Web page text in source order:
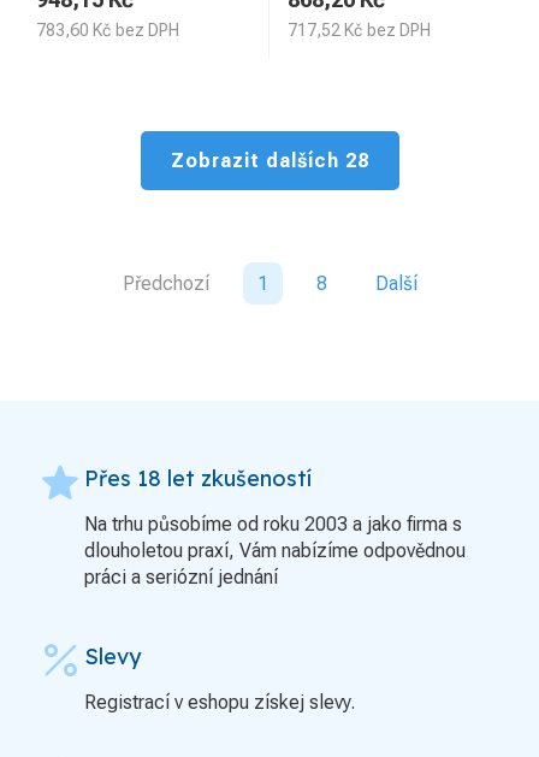
783,60 Kč bez DPH 717,52 Kč bez DPH
Zobrazit dalších 28
Předchozí 1 8 Další
grade Přes 18 let zkušeností
Na trhu působíme od roku 2003 a jako firma s
dlouholetou praxí, Vám nabízíme odpovědnou
práci a seriózní jednání
percent Slevy
Registrací v eshopu získej slevy.